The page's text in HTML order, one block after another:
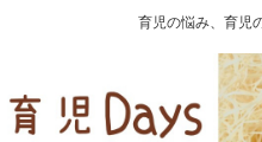
育児の悩み、育児